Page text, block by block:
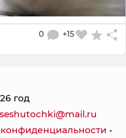
+15
0
год
-